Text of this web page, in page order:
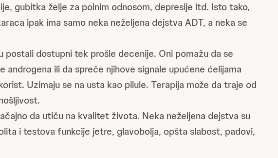
gubitka želje za polnim odnosom, depresije itd. Isto tako,
ipak ima samo neka neželjena dejstva ADT, a neka se
postali dostupni tek prošle decenije. Oni pomažu da se
ili da spreče njihove signale upućene ćelijama
Uzimaju se na usta kao pilule. Terapija može da traje od
da utiču na kvalitet života. Neka neželjena dejstva su
i testova funkcije jetre, glavobolja, opšta slabost, padovi,